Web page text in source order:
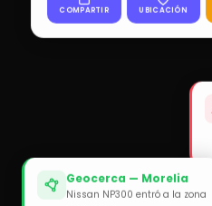
COMPARTIR UBICACIÓN
Geocerca — Morelia
Nissan NP300 entró a la zona